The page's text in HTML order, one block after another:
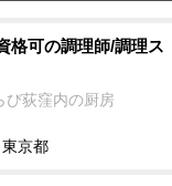
格可の調理師/調理ス
び荻窪内の厨房
京都